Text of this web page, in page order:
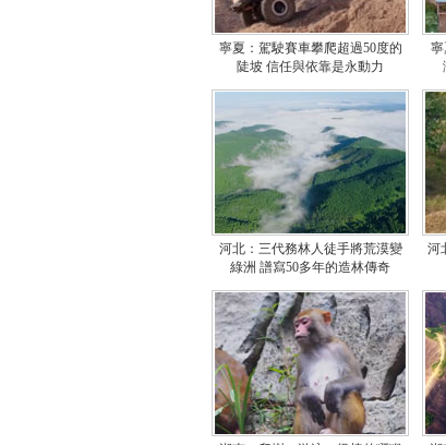
寧夏：駕駛賽車攀爬超過50度的
陡坡 信任與依靠是永動力
寧
河北：三代務林人徒手將荒漠變
綠洲 譜寫50多年的造林傳奇
河